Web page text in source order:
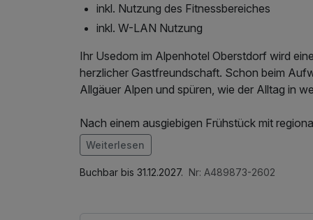
inkl. Nutzung des Fitnessbereiches
inkl. W-LAN Nutzung
Ihr Usedom im Alpenhotel Oberstdorf wird
herzlicher Gastfreundschaft. Schon beim
Allgäuer Alpen und spüren, wie der Alltag in
Nach einem ausgiebigen Frühstück mit
Panoramapfade oder im Winter perfekt
Ruhe und Erholung – ob in der Sauna mit
Im Angebot enthalten
1 Flasche Mineralwasser, Saunabenutzung,
Weiterlesen
Buchbar bis 31.12.2027. Nr: A489873-2602